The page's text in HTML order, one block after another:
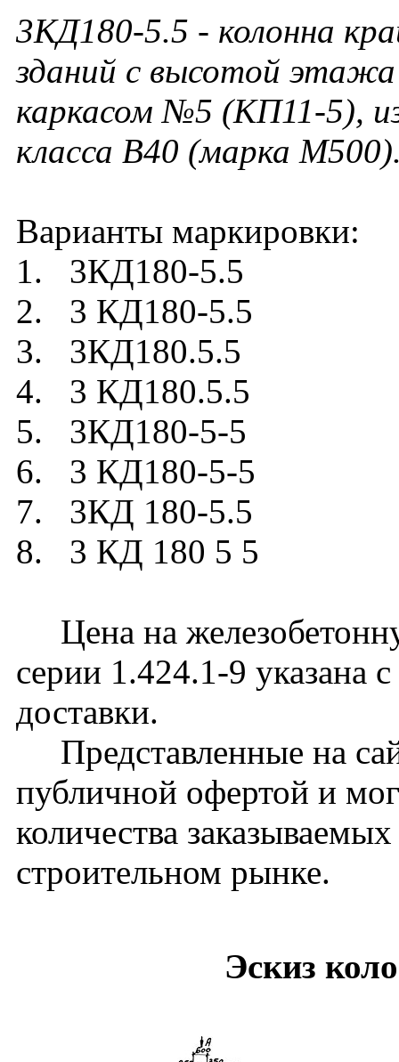
3КД180-5.5 - колонна
зданий с высотой
каркасом №5 (КП11-5),
класса В40 (марка
Варианты маркировки:
1. 3КД180-5.5
2. 3 КД180-5.5
3. 3КД180.5.5
4. 3 КД180.5.5
5. 3КД180-5-5
6. 3 КД180-5-5
7. 3КД 180-5.5
8. 3 КД 180 5 5
Цена на
серии 1.424.1-9 указана
доставки.
Представленные на
публичной офертой и
количества
строительном рынке.
Эскиз